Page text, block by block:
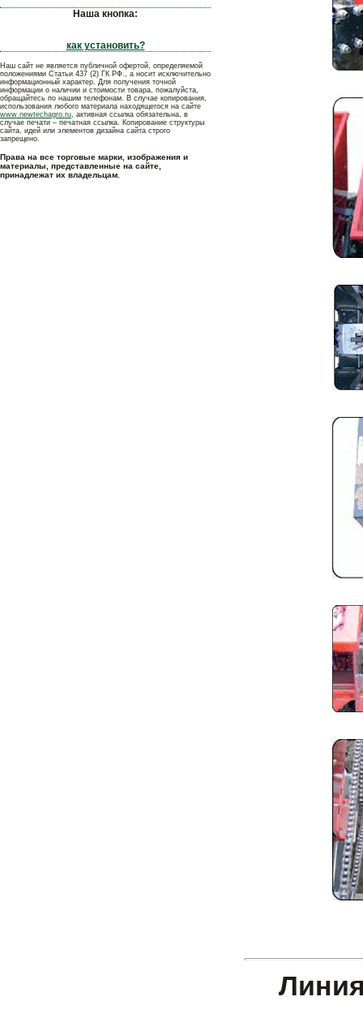
Наша кнопка:
как установить?
Наш сайт не является публичной офертой, определяемой
положениями Статьи 437 (2) ГК РФ., а носит исключительно
информационный характер. Для получения точной
информации о наличии и стоимости товара, пожалуйста,
обращайтесь по нашим телефонам. В случае копирования,
использования любого материала находящегося на сайте
www.newtechagro.ru, активная ссылка обязательна, в
случае печати – печатная ссылка. Копирование структуры
сайта, идей или элементов дизайна сайта строго
запрещено.
Права на все торговые марки, изображения и
материалы, представленные на сайте,
принадлежат их владельцам.